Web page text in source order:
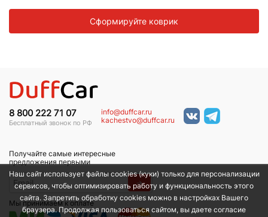
Сформируйте коврик
8 800 222 71 07
Бесплатный звонок по РФ
info@duffcar.ru
kachestvo@duffcar.ru
Получайте самые интересные
предложения первыми
→
Мы принимаем к оплате
Наш сайт использует файлы cookies (куки) только для персонализации
сервисов, чтобы оптимизировать работу и функциональность этого
сайта. Запретить обработку cookies можно в настройках Вашего
браузера. Продолжая пользоваться сайтом, вы даете согласие